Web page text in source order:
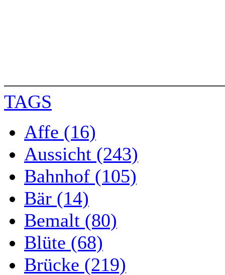
TAGS
Affe (16)
Aussicht (243)
Bahnhof (105)
Bär (14)
Bemalt (80)
Blüte (68)
Brücke (219)